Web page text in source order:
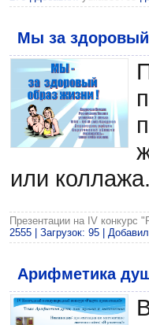
Мы за
или коллажа.
Презентации на IV конкурс
2555 | Загрузок: 95 |
Арифметика